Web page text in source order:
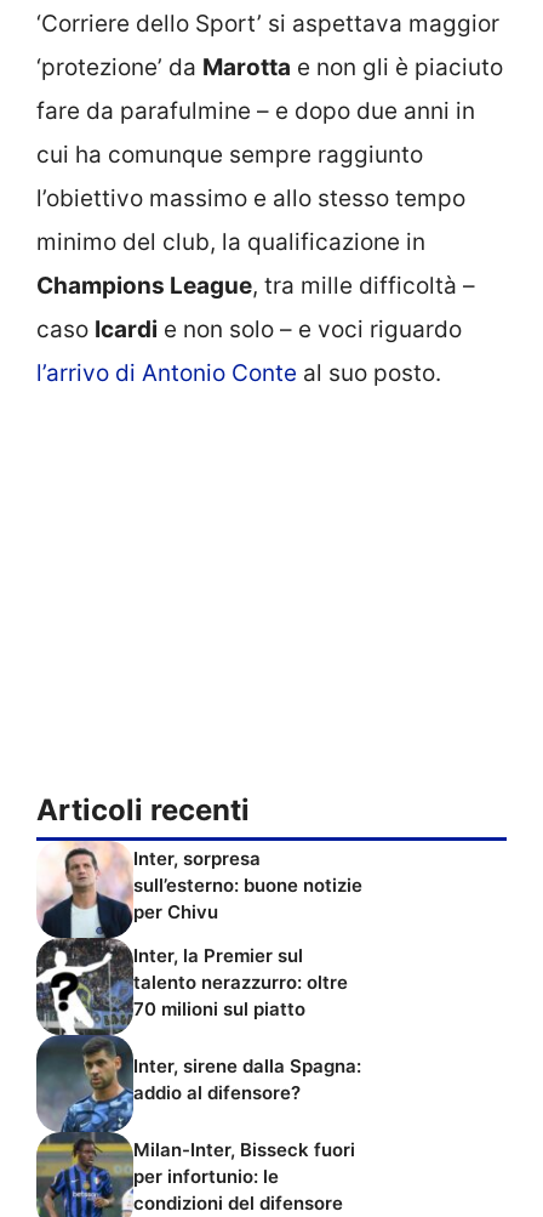
‘Corriere dello Sport’ si aspettava maggior
‘protezione’ da Marotta e non gli è piaciuto
fare da parafulmine – e dopo due anni in
cui ha comunque sempre raggiunto
l’obiettivo massimo e allo stesso tempo
minimo del club, la qualificazione in
Champions League, tra mille difficoltà –
caso Icardi e non solo – e voci riguardo
l’arrivo di Antonio Conte al suo posto.
Articoli recenti
Inter, sorpresa
sull’esterno: buone notizie
per Chivu
Inter, la Premier sul
talento nerazzurro: oltre
70 milioni sul piatto
Inter, sirene dalla Spagna:
addio al difensore?
Milan-Inter, Bisseck fuori
per infortunio: le
condizioni del difensore